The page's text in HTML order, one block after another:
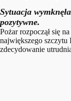
Sytuacja
pozytywne.
Pożar rozpoczął się
największego
zdecydowanie